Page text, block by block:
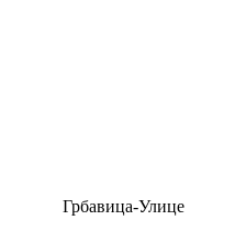
Грбавица-Улице